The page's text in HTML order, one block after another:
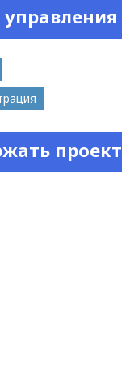
проект